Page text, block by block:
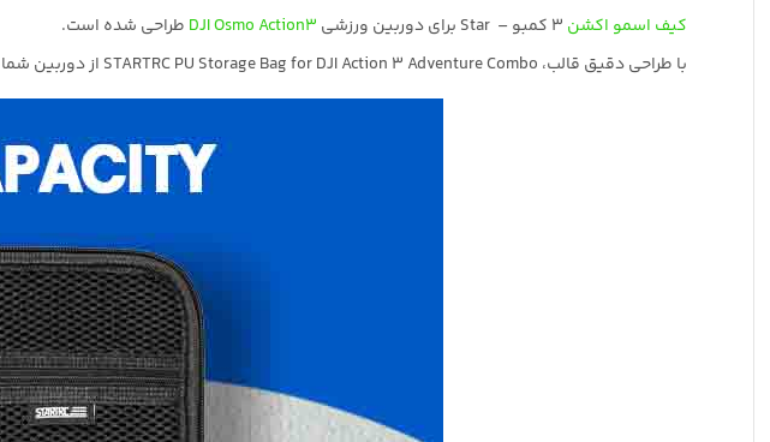
کیف اسمو اکشن
DJI Osmo Action3 طراحی شده است.
با طراحی دقیق قالب، STARTRC PU Storage Bag for DJI Action 3 Adventure Combo از دوربین شما و لوازم آن به خوبی محافظت می‌کند.